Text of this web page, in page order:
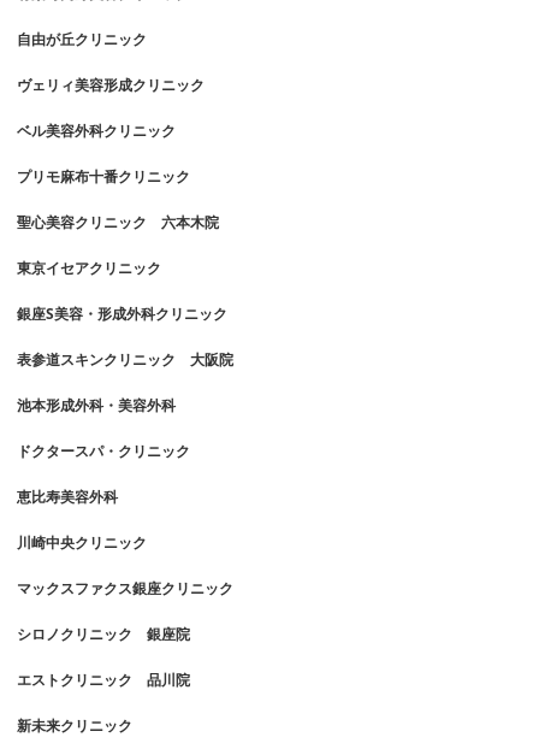
自由が丘クリニック
ヴェリィ美容形成クリニック
ベル美容外科クリニック
プリモ麻布十番クリニック
聖心美容クリニック 六本木院
東京イセアクリニック
銀座S美容・形成外科クリニック
表参道スキンクリニック 大阪院
池本形成外科・美容外科
ドクタースパ・クリニック
恵比寿美容外科
川崎中央クリニック
マックスファクス銀座クリニック
シロノクリニック 銀座院
エストクリニック 品川院
新未来クリニック